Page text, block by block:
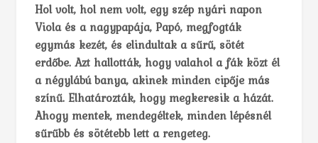
Hol volt, hol nem volt, egy szép nyári napon
Viola és a nagypapája, Papó, megfogták
egymás kezét, és elindultak a sűrű, sötét
erdőbe. Azt hallották, hogy valahol a fák közt él
a négylábú banya, akinek minden cipője más
színű. Elhatározták, hogy megkeresik a házát.
Ahogy mentek, mendegéltek, minden lépésnél
sűrűbb és sötétebb lett a rengeteg.